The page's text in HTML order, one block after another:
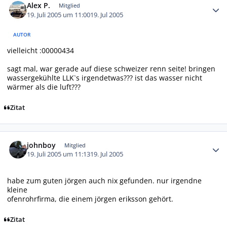
Alex P. Mitglied
19. Juli 2005 um 11:0019. Jul 2005
AUTOR
vielleicht :00000434
sagt mal, war gerade auf diese schweizer renn seite! bringen
wassergekühlte LLK`s irgendetwas??? ist das wasser nicht
wärmer als die luft???
Zitat
johnboy Mitglied
19. Juli 2005 um 11:1319. Jul 2005
habe zum guten jörgen auch nix gefunden. nur irgendne
kleine
ofenrohrfirma, die einem jörgen eriksson gehört.
Zitat